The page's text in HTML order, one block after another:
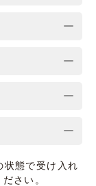
態で受け入れ
さい。